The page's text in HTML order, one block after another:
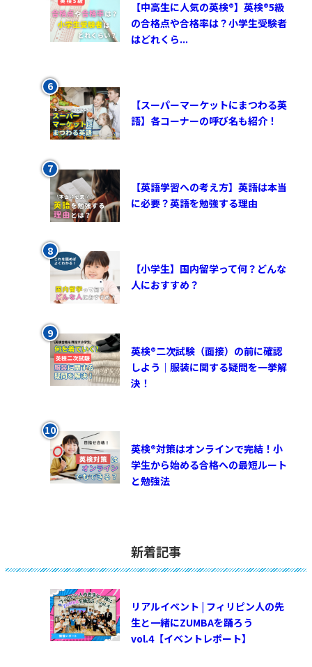
【中高生に人気の英検®︎】英検®︎5級
の合格点や合格率は？小学生受験者
はどれくら...
【スーパーマーケットにまつわる英
語】各コーナーの呼び名も紹介！
【英語学習への考え方】英語は本当
に必要？英語を勉強する理由
【小学生】国内留学って何？どんな
人におすすめ？
英検®︎二次試験（面接）の前に確認
しよう｜服装に関する疑問を一挙解
決！
英検®対策はオンラインで完結！小
学生から始める合格への最短ルート
と勉強法
新着記事
リアルイベント | フィリピン人の先
生と一緒にZUMBAを踊ろう
vol.4【イベントレポート】